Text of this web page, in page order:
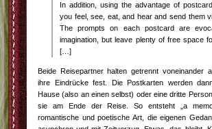
In addition, using the advantage of
you feel, see, eat, and hear and send them
The prompts on each postcard are
imagination, but leave plenty of free space
[…]
Beide Reisepartner halten getrennt voneinander
ihre Eindrücke fest. Die Postkarten werden
Hause (also an einen selbst) oder eine dritte
sie am Ende der Reise. So entsteht „a
romantische und poetische Art, die eigenen